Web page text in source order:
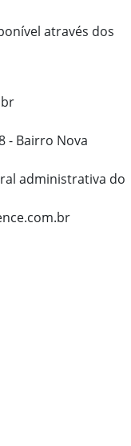
através dos
- Bairro Nova
administrativa do